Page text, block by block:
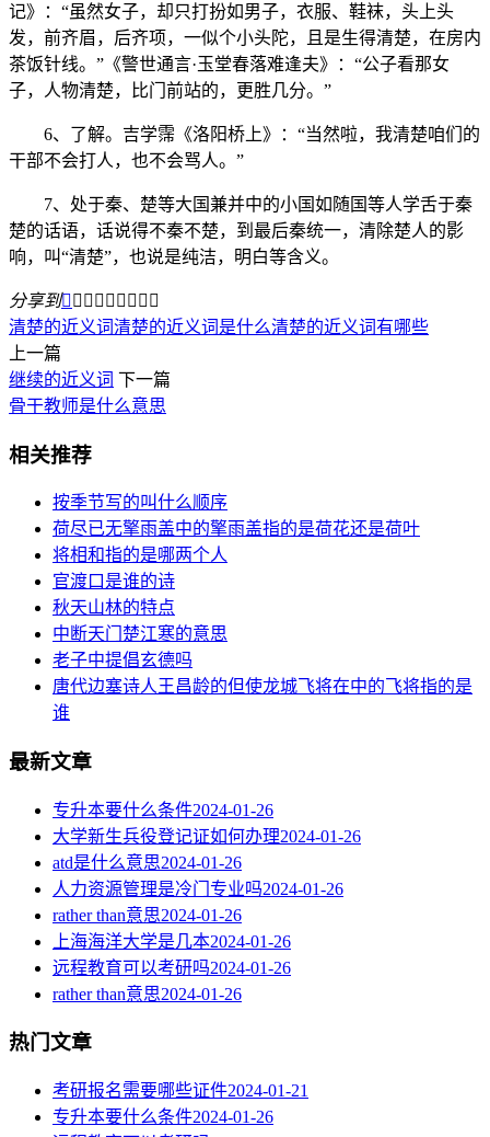
记》：“虽然女子，却只打扮如男子，衣服、鞋袜，头上头
发，前齐眉，后齐项，一似个小头陀，且是生得清楚，在房内
茶饭针线。”《警世通言·玉堂春落难逢夫》：“公子看那女
子，人物清楚，比门前站的，更胜几分。”
6、了解。吉学霈《洛阳桥上》：“当然啦，我清楚咱们的
干部不会打人，也不会骂人。”
7、处于秦、楚等大国兼并中的小国如随国等人学舌于秦
楚的话语，话说得不秦不楚，到最后秦统一，清除楚人的影
响，叫“清楚”，也说是纯洁，明白等含义。
分享到        
清楚的近义词清楚的近义词是什么清楚的近义词有哪些
上一篇
继续的近义词 下一篇
骨干教师是什么意思
相关推荐
按季节写的叫什么顺序
荷尽已无擎雨盖中的擎雨盖指的是荷花还是荷叶
将相和指的是哪两个人
官渡口是谁的诗
秋天山林的特点
中断天门楚江寒的意思
老子中提倡玄德吗
唐代边塞诗人王昌龄的但使龙城飞将在中的飞将指的是
谁
最新文章
专升本要什么条件2024-01-26
大学新生兵役登记证如何办理2024-01-26
atd是什么意思2024-01-26
人力资源管理是冷门专业吗2024-01-26
rather than意思2024-01-26
上海海洋大学是几本2024-01-26
远程教育可以考研吗2024-01-26
rather than意思2024-01-26
热门文章
考研报名需要哪些证件2024-01-21
专升本要什么条件2024-01-26